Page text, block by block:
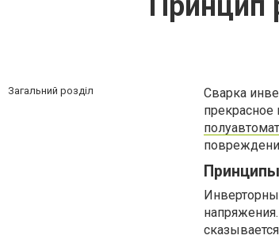
Загальний розділ
Сварка
прекрасное